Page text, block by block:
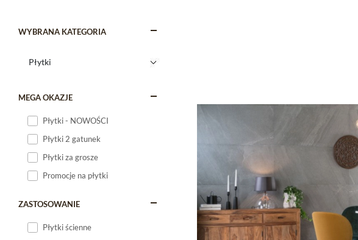
WYBRANA KATEGORIA
MEGA OKAZJE
Płytki - NOWOŚCI
Płytki 2 gatunek
Płytki za grosze
Promocje na płytki
ZASTOSOWANIE
Płytki ścienne